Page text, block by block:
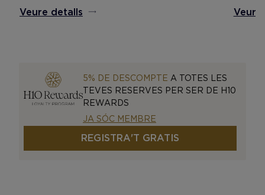
Veure detalls Veure
5% DE DESCOMPTE A TOTES LES
TEVES RESERVES PER SER DE H10
REWARDS
JA SÓC MEMBRE
REGISTRA'T GRATIS